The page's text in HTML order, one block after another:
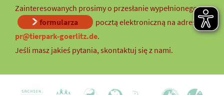
Zainteresowanych prosimy o przesłanie wypełnionego
formularza
pocztą elektroniczną na adres
pr@tierpark-goerlitz.de.
Jeśli masz jakieś pytania, skontaktuj się z nami.